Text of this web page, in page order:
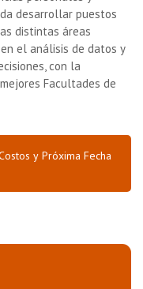
desarrollar puestos
distintas áreas
el análisis de datos y
con la
Facultades de
y Próxima Fecha